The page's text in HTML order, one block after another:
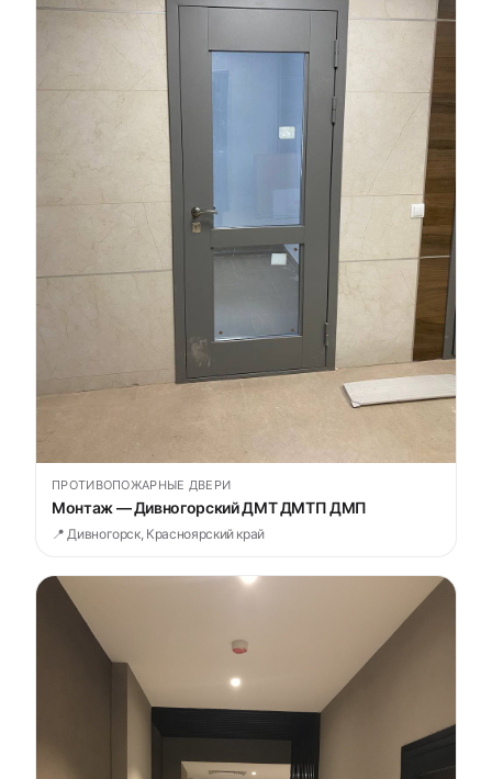
ПРОТИВОПОЖАРНЫЕ ДВЕРИ
Монтаж — Дивногорский ДМТ ДМТП ДМП
📍 Дивногорск, Красноярский край